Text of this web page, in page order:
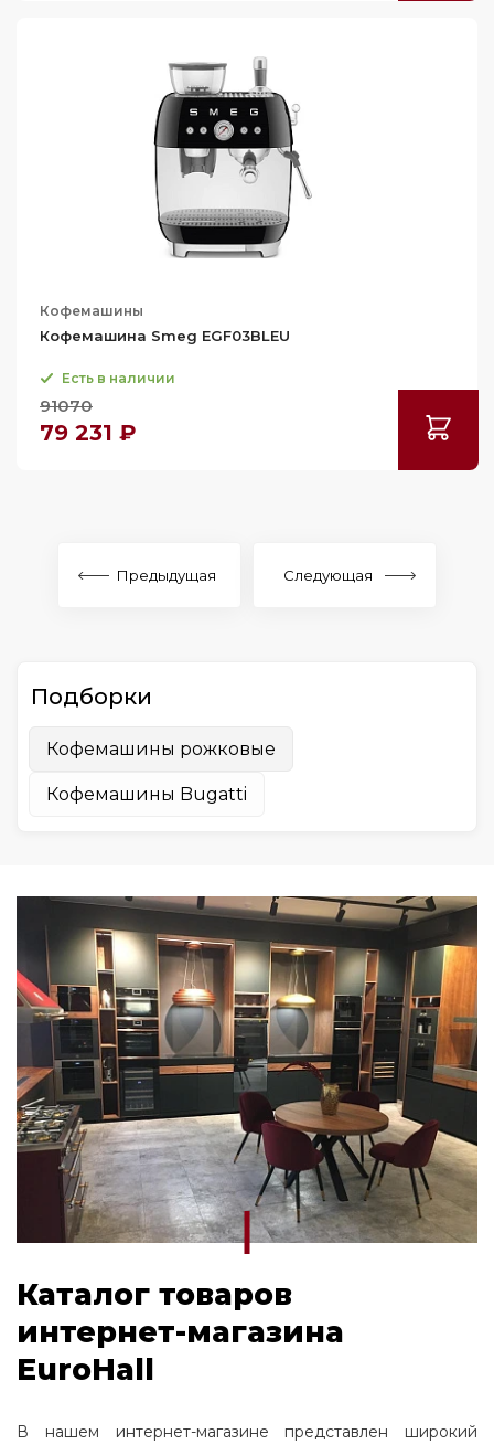
Кофемашины
Кофемашина Smeg EGF03BLEU
Есть в наличии
91070
79 231 ₽
Предыдущая Следующая
Подборки
Кофемашины рожковые
Кофемашины Bugatti
Каталог товаров
интернет-магазина
EuroHall
В нашем интернет-магазине представлен широкий